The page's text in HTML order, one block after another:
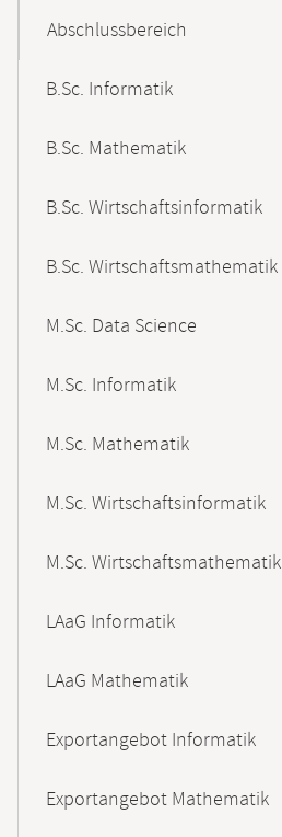
Abschlussbereich
B.Sc. Informatik
B.Sc. Mathematik
B.Sc. Wirtschaftsinformatik
B.Sc. Wirtschaftsmathematik
M.Sc. Data Science
M.Sc. Informatik
M.Sc. Mathematik
M.Sc. Wirtschaftsinformatik
M.Sc. Wirtschaftsmathematik
LAaG Informatik
LAaG Mathematik
Exportangebot Informatik
Exportangebot Mathematik